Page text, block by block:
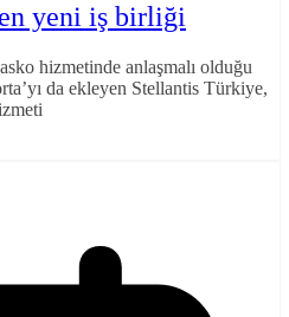
yeni iş birliği
hizmetinde anlaşmalı olduğu
da ekleyen Stellantis Türkiye,